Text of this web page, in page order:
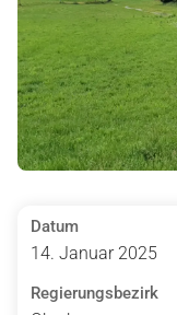
Datum
14. Januar 2025
Regierungsbezirk